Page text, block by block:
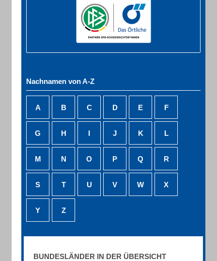
Nachnamen von A-Z
A B C D E F
G H I J K L
M N O P Q R
S T U V W X
Y Z
BUNDESLÄNDER IN DER ÜBERSICHT